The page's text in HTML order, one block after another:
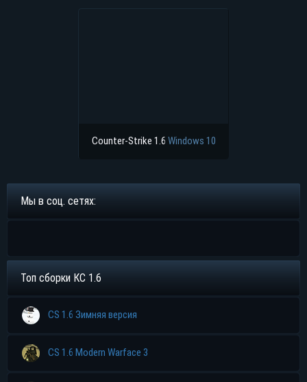
Counter-Strike 1.6 Windows 10
Мы в соц. сетях:
Топ сборки КС 1.6
CS 1.6 Зимняя версия
CS 1.6 Modern Warface 3